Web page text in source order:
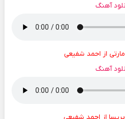
آهنگ
از احمد شفیعی
آهنگ